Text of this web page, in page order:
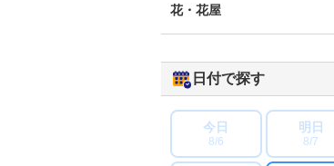
花・花屋
日付で探す
今日
8/6
明日
8/7